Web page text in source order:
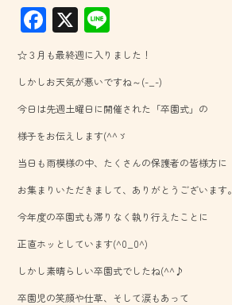
F
ac
e
b
o
ok
X
ne
☆３月も最終週に入りました！
しかしお天気が悪いですね～(-_-)
今日は先週土曜日に開催された「卒園式」の
様子をお伝えします(^^ゞ
当日も雨模様の中、たくさんの保護者の皆様方に
お集まりいただきまして、ありがとうございます。
今年度の卒園式も滞りなく執り行えたことに
正直ホッとしています(^0_0^)
しかし素晴らしい卒園式でしたね(^^♪
卒園児の笑顔や仕草、そして涙もあって